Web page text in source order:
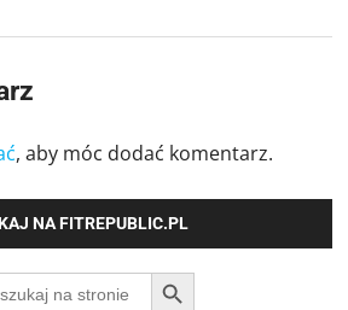
, aby móc dodać komentarz.
NA FITREPUBLIC.PL
SEARCH BUTTON